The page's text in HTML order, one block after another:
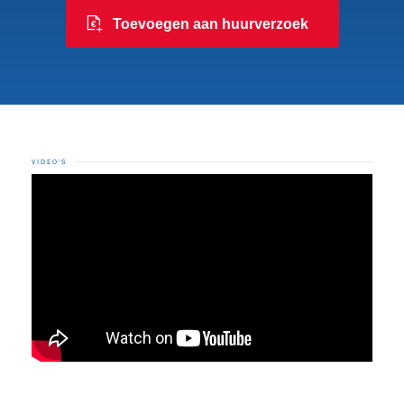
Toevoegen aan huurverzoek
VIDEO'S